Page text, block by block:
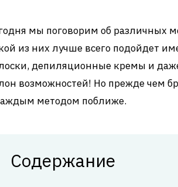
мы поговорим об различных
из них лучше всего подойдет
депиляционные кремы и
возможностей! Но прежде чем
методом поближе.
Содержание